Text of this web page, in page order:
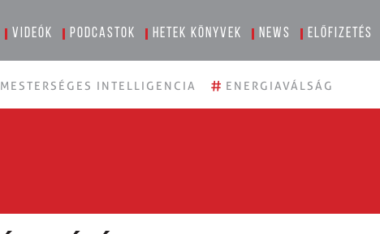
Videók Podcastok Hetek könyvek News Előfizetés
MESTERSÉGES INTELLIGENCIA # ENERGIAVÁLSÁG